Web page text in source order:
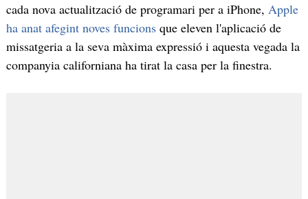
cada nova actualització de programari per a iPhone, Apple
ha anat afegint noves funcionsque eleven l'aplicació de
missatgeria a la seva màxima expressió i aquesta vegada la
companyia californiana ha tirat la casa per la finestra.